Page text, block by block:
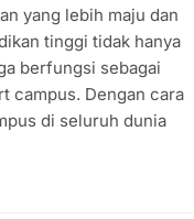
yang lebih maju dan
tinggi tidak hanya
berfungsi sebagai
campus. Dengan cara
di seluruh dunia